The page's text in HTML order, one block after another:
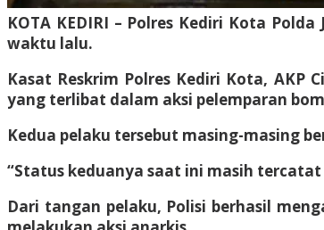
KOTA KEDIRI – Polres Kediri Kota
waktu lalu.
Kasat Reskrim Polres Kediri Kota, AKP
yang terlibat dalam aksi pelemparan
Kedua pelaku tersebut masing-masing
“Status keduanya saat ini masih
Dari tangan pelaku, Polisi berhasil